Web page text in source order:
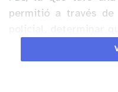
permitió a través de
domicilios
ilícitas, generando el